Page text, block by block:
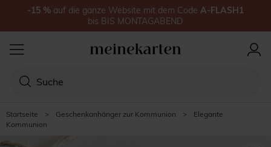
Startseite > Geschenkanhänger zur Kommunion >
Elegante
Kommunion
-15 % auf die ganze Website mit dem Code A-FLASH1
bis BIS MONTAGABEND